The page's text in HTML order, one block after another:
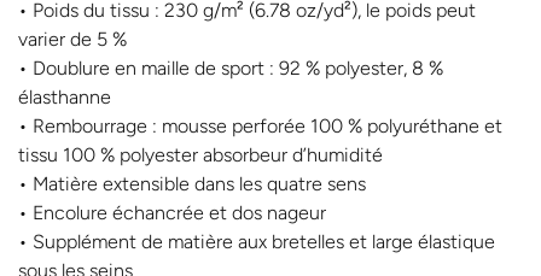
• Poids du tissu : 230 g/m² (6.78 oz/yd²), le poids peut
varier de 5 %
• Doublure en maille de sport : 92 % polyester, 8 %
élasthanne
• Rembourrage : mousse perforée 100 % polyuréthane et
tissu 100 % polyester absorbeur d’humidité
• Matière extensible dans les quatre sens
• Encolure échancrée et dos nageur
• Supplément de matière aux bretelles et large élastique
sous les seins